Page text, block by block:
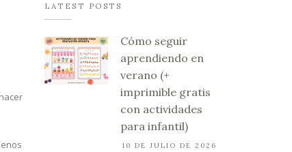
LATEST POSTS
Cómo seguir
aprendiendo en
verano (+
imprimible gratis
con actividades
para infantil)
10 DE JULIO DE 2026